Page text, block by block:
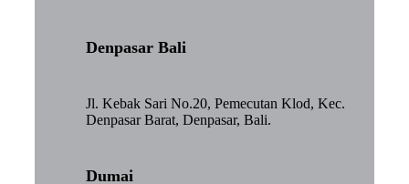
Denpasar Bali
Jl. Kebak Sari No.20, Pemecutan Klod, Kec.
Denpasar Barat, Denpasar, Bali.
Dumai